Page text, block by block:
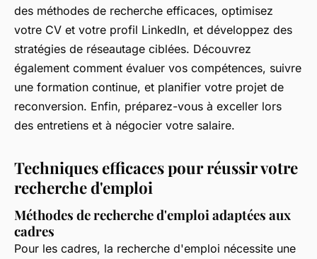
des méthodes de recherche efficaces, optimisez
votre CV et votre profil LinkedIn, et développez des
stratégies de réseautage ciblées. Découvrez
également comment évaluer vos compétences, suivre
une formation continue, et planifier votre projet de
reconversion. Enfin, préparez-vous à exceller lors
des entretiens et à négocier votre salaire.
Techniques efficaces pour réussir votre
recherche d'emploi
Méthodes de recherche d'emploi adaptées aux
cadres
Pour les cadres, la recherche d'emploi nécessite une